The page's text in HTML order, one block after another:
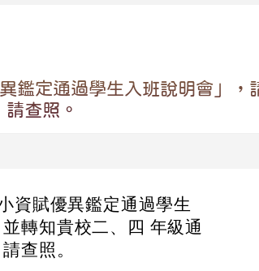
鑑定通過學生入班說明會」，
查照。
資賦優異鑑定通過學生
轉知貴校二、四 年級通
查照。